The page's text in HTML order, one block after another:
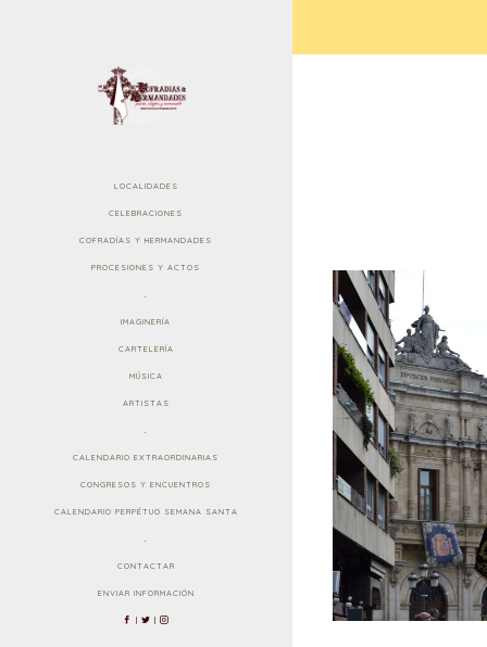
LOCALIDADES
CELEBRACIONES
COFRADÍAS Y HERMANDADES
PROCESIONES Y ACTOS
.
IMAGINERÍA
CARTELERÍA
MÚSICA
ARTISTAS
.
CALENDARIO EXTRAORDINARIAS
CONGRESOS Y ENCUENTROS
CALENDARIO PERPÉTUO SEMANA SANTA
.
CONTACTAR
ENVIAR INFORMACIÓN
| |